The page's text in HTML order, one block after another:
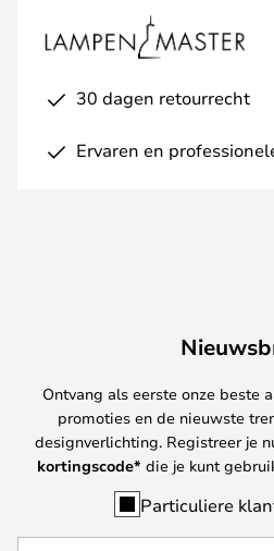
30 dagen retourrecht
Ervaren en
Ontvang als eerste onze beste
promoties en de nieuwste
designverlichting. Registreer je
kortingscode* die je kunt
Particuliere